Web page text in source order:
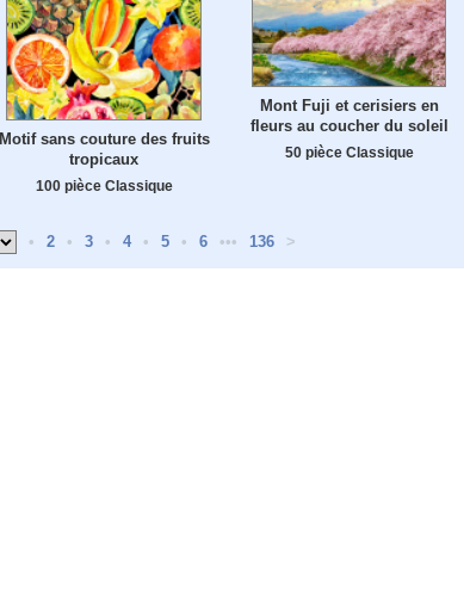
Motif sans couture des fruits
tropicaux
100 pièce Classique
Mont Fuji et cerisiers en
fleurs au coucher du soleil
50 pièce Classique
• 2 • 3 • 4 • 5 • 6 ••• 136 >